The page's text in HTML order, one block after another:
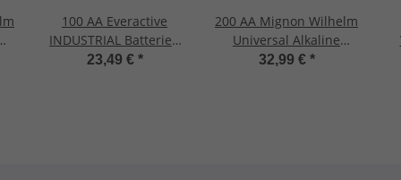
100 AA Everactive
INDUSTRIAL Batterien
Mignon AA 2700 mAh
23,49 € *
200 AA Mignon Wilhelm
Universal Alkaline
Batterien im Shrink LR6
32,99 € *